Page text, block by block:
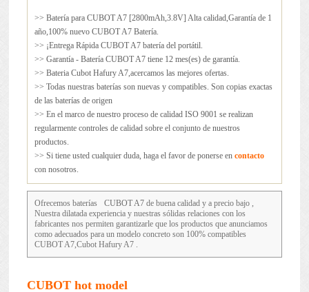
>> Batería para CUBOT A7[2800mAh,3.8V] Alta calidad,Garantía de 1
año,100% nuevo CUBOT A7 Batería.
>> ¡Entrega Rápida CUBOT A7 batería del portátil.
>> Garantía - Batería CUBOT A7 tiene 12 mes(es) de garantía.
>> Bateria Cubot Hafury A7,acercamos las mejores ofertas.
>> Todas nuestras baterías son nuevas y compatibles. Son copias exactas
de las baterías de origen
>> En el marco de nuestro proceso de calidad ISO 9001 se realizan
regularmente controles de calidad sobre el conjunto de nuestros
productos.
>> Si tiene usted cualquier duda, haga el favor de ponerse en contacto
con nosotros.
Ofrecemos baterías CUBOT A7de buena calidad y a precio bajo ,
Nuestra dilatada experiencia y nuestras sólidas relaciones con los
fabricantes nos permiten garantizarle que los productos que anunciamos
como adecuados para un modelo concreto son 100% compatibles
CUBOT A7,Cubot Hafury A7 .
CUBOT hot model